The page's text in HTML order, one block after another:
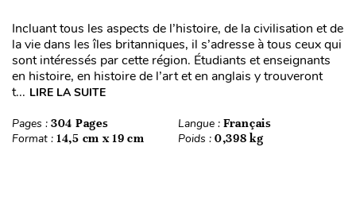
Incluant tous les aspects de l’histoire, de la civilisation et de
la vie dans les îles britanniques, il s’adresse à tous ceux qui
sont intéressés par cette région. Étudiants et enseignants
en histoire, en histoire de l’art et en anglais y trouveront
t... LIRE LA SUITE
Pages : 304 Pages Langue : Français
Format : 14,5 cm x 19 cm Poids : 0,398 kg